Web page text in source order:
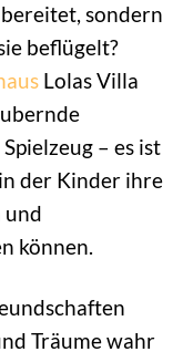
sondern
beflügelt?
Lolas Villa
– es ist
der Kinder ihre
und
können.
Träume wahr